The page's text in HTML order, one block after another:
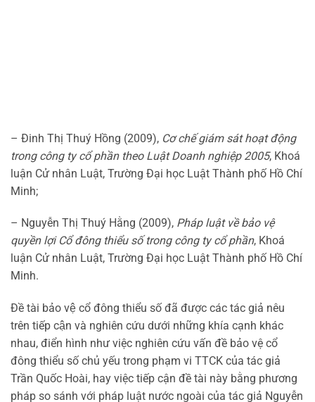
– Đinh Thị Thuý Hồng (2009), Cơ chế giám sát hoạt động
trong công ty cổ phần theo Luật Doanh nghiệp 2005, Khoá
luận Cử nhân Luật, Trường Đại học Luật Thành phố Hồ Chí
Minh;
– Nguyễn Thị Thuý Hằng (2009), Pháp luật về bảo vệ
quyền lợi Cổ đông thiểu số trong công ty cổ phần, Khoá
luận Cử nhân Luật, Trường Đại học Luật Thành phố Hồ Chí
Minh.
Đề tài bảo vệ cổ đông thiểu số đã được các tác giả nêu
trên tiếp cận và nghiên cứu dưới những khía cạnh khác
nhau, điển hình như việc nghiên cứu vấn đề bảo vệ cổ
đông thiểu số chủ yếu trong phạm vi TTCK của tác giả
Trần Quốc Hoài, hay việc tiếp cận đề tài này bằng phương
pháp so sánh với pháp luật nước ngoài của tác giả Nguyễn